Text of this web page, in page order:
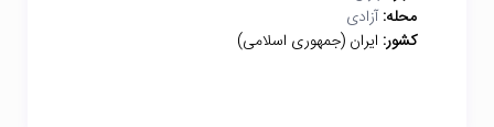
محله: آزادی
کشور: ایران (جمهوری اسلامی)